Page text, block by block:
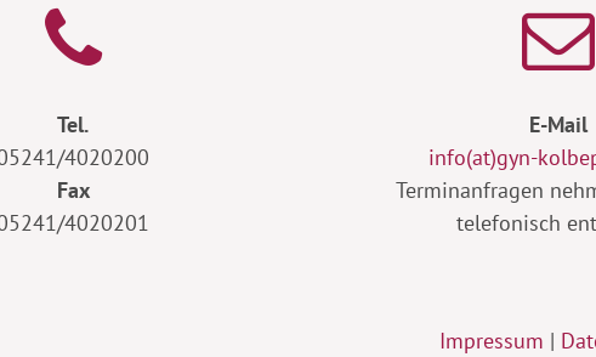
Tel.
4020200
Fax
4020201
E-Mail
info(at)gyn-
Terminanfragen
telefonisch
Impressum |